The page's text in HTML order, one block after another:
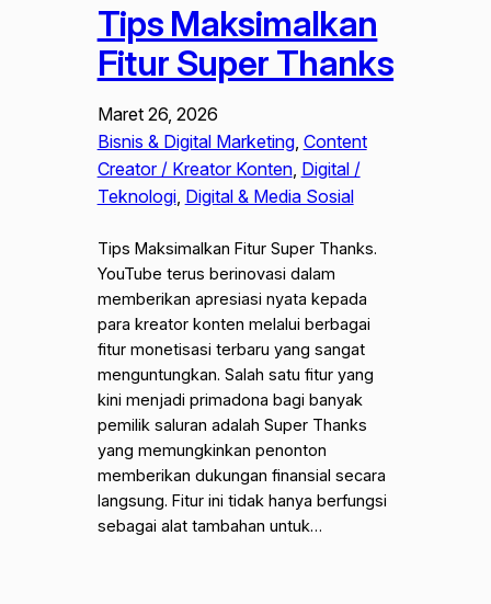
Tips Maksimalkan
Fitur Super Thanks
Maret 26, 2026
Bisnis & Digital Marketing, Content
Creator / Kreator Konten, Digital /
Teknologi, Digital & Media Sosial
Tips Maksimalkan Fitur Super Thanks.
YouTube terus berinovasi dalam
memberikan apresiasi nyata kepada
para kreator konten melalui berbagai
fitur monetisasi terbaru yang sangat
menguntungkan. Salah satu fitur yang
kini menjadi primadona bagi banyak
pemilik saluran adalah Super Thanks
yang memungkinkan penonton
memberikan dukungan finansial secara
langsung. Fitur ini tidak hanya berfungsi
sebagai alat tambahan untuk…